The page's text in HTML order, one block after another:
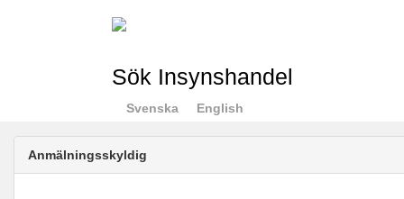
Sök Insynshandel
Svenska English
Anmälningsskyldig